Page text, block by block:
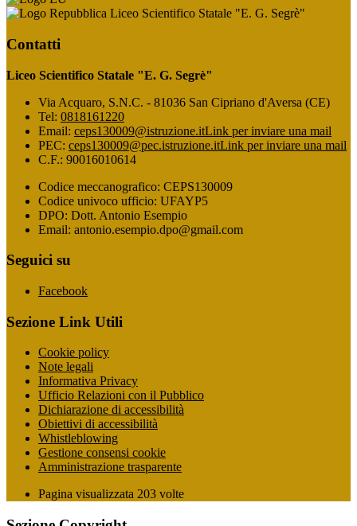
Liceo Scientifico Statale "E. G. Segrè"
Contatti
Liceo Scientifico Statale "E. G. Segrè"
Via Acquaro, S.N.C. - 81036 San Cipriano d'Aversa (CE)
Tel: 0818161220
Email: ceps130009@istruzione.itLink per inviare una mail
PEC: ceps130009@pec.istruzione.itLink per inviare una mail
C.F.: 90016010614
Codice meccanografico: CEPS130009
Codice univoco ufficio: UFAYP5
DPO: Dott. Antonio Esempio
Email: antonio.esempio.dpo@gmail.com
Seguici su
Facebook
Sezione Link Utili
Cookie policy
Note legali
Informativa Privacy
Ufficio Relazioni con il Pubblico
Dichiarazione di accessibilità
Obiettivi di accessibilità
Whistleblowing
Gestione consensi cookie
Amministrazione trasparente
Pagina visualizzata 203 volte